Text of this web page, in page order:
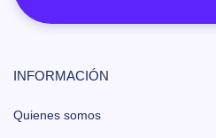
INFORMACIÓN
Quienes somos